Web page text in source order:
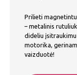
Prilieti
– metalinis
dideliu
motorika,
vaizduotė!